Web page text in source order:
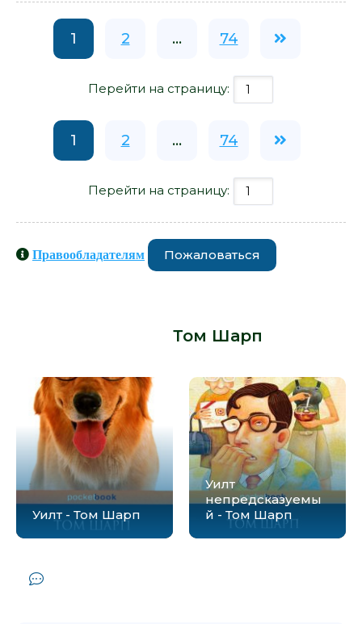
1 2 ... 74
Перейти на страницу:
1 2 ... 74
Перейти на страницу:
Правообладателям Пожаловаться
Том Шарп
Уилт - Том Шарп
Уилт
непредсказуемы
й - Том Шарп